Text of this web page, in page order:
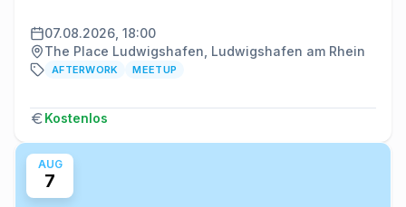
07.08.2026, 18:00
The Place Ludwigshafen, Ludwigshafen am Rhein
AFTERWORK MEETUP
Kostenlos
AUG
7